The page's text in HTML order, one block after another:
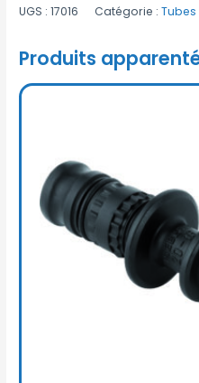
UGS :17016 Catégorie :
Produits